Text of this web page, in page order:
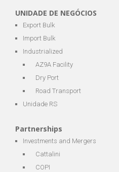
UNIDADE DE NEGÓCIOS
Export Bulk
Import Bulk
Industrialized
AZ9A Facility
Dry Port
Road Transport
Unidade RS
Partnerships
Investments and Mergers
Cattalini
COPI